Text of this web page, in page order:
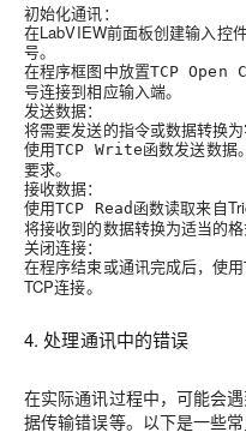
初始化通讯：
在LabVIEW前面板创建输入控
号。
在程序框图中放置TCP Open
号连接到相应输入端。
发送数据：
将需要发送的指令或数据转换为
使用TCP Write函数发送数据
要求。
接收数据：
使用TCP Read 函数读取来自
将接收到的数据转换为适当的格
关闭连接：
在程序结束或通讯完成后，使用
TCP连接。
4. 处理通讯中的错误
在实际通讯过程中，可能会
据传输错误等。以下是一些常